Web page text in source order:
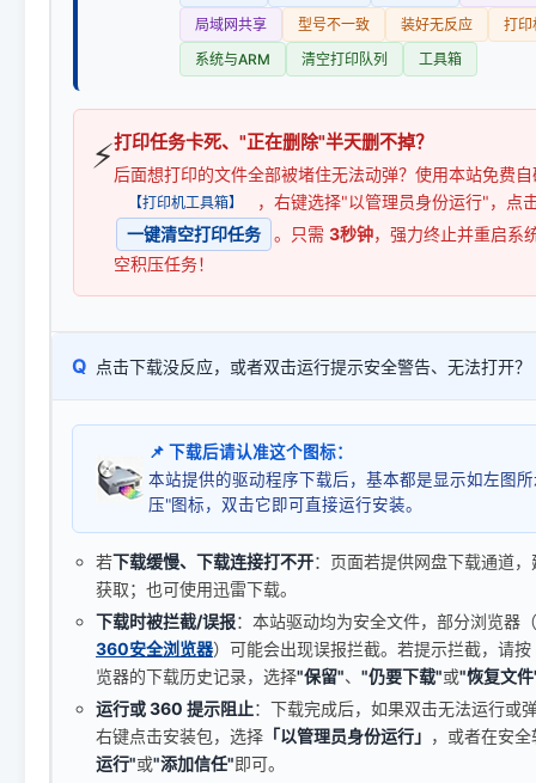
局域网共享
型号不一致 装好无反应
打印
系统与ARM
清空打印队列 工具箱
⚡打印任务卡死、"正在删除"半天删不掉？
后面想打印的文件全部被堵住无法动弹？使用本站免费
【打印机工具箱】
，右键选择"以管理员身份运行"，点
一键清空打印任务
。只需 3秒钟，强力终止并重启系
空积压任务！
Q 点击下载没反应，或者双击运行提示安全警告、无法打开？
📌 下载后请认准这个图标：
本站提供的驱动程序下载后，基本都是显示如左图
压"图标，双击它即可直接运行安装。
若下载缓慢、下载连接打不开：页面若提供网盘下载通道
获取；也可使用迅雷下载。
下载时被拦截/误报：本站驱动均为安全文件，部分浏览器
360安全浏览器）可能会出现误报拦截。若提示拦截，请按
览器的下载历史记录，选择"保留"、 "仍要下载"或"恢复文
运行或 360 提示阻止：下载完成后，如果双击无法运行或
右键点击安装包，选择 「以管理员身份运行」 ，或者在安
运行"或"添加信任"即可。